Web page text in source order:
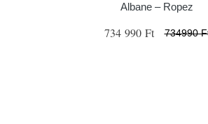
Albane – Ropez
734 990 Ft 734990